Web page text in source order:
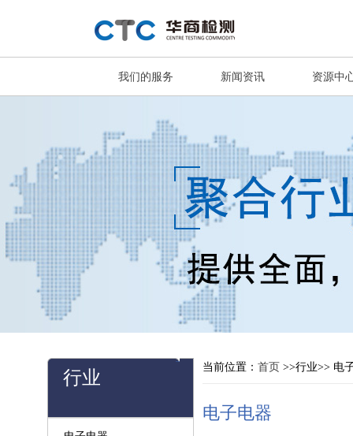
我们的服务 新闻资讯 资源中
行业
当前位置： 首页 >>行业>> 电
电子电器